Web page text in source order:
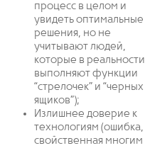
процесс в целом и
увидеть оптимальные
решения, но не
учитывают людей,
которые в реальности
выполняют функции
“стрелочек” и “черных
ящиков”);
Излишнее доверие к
технологиям (ошибка,
свойственная многим